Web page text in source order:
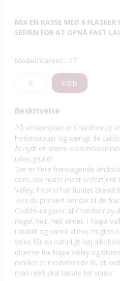
MIX EN KASSE MED 6
SERIEN FOR AT OPNÅ FAST
Model/Varenr.: 57
KØB
Beskrivelse
På verdensplan er Chardonnay
hvidvinsdruer og særligt de
år nydt en større
uden grund!
Der er flere fremragende
dem, der nyder mest
Valley, hvor vi har fundet Bread
Hvis du primært kender til de
Chablis-udgaver af
noget helt, helt andet. I Napa
i stabilt og varmt klima, frugten
vinen får en naturligt høj
druerne fra Napa Valley og
marker er medvirkende til, at
man reelt skal betale for vinen.